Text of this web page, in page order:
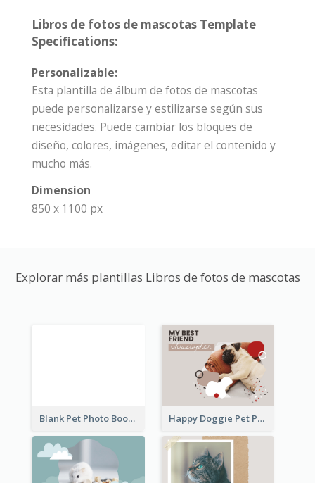
Libros de fotos de mascotas Template
Specifications:
Personalizable:
Esta plantilla de álbum de fotos de mascotas
puede personalizarse y estilizarse según sus
necesidades. Puede cambiar los bloques de
diseño, colores, imágenes, editar el contenido y
mucho más.
Dimension
850 x 1100 px
Explorar más plantillas Libros de fotos de mascotas
Blank Pet Photo Book Happy Doggie Pet Photo Book